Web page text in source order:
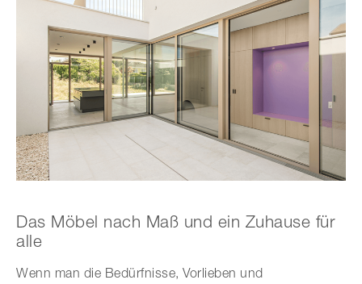
Das Möbel nach Maß und ein Zuhause für
alle
Wenn man die Bedürfnisse, Vorlieben und